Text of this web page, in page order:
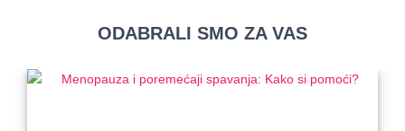
ODABRALI SMO ZA VAS